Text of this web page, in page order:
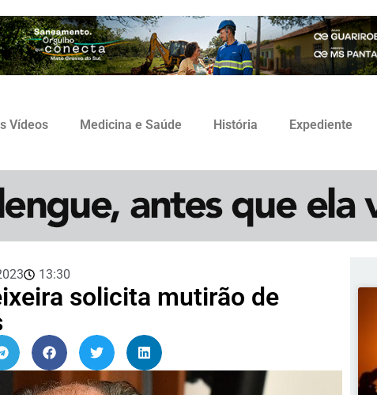
Vídeos Medicina e Saúde História Expediente
13:30
solicita mutirão de